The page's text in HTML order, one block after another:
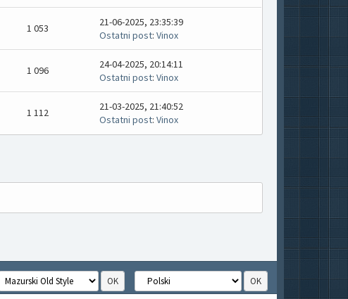
1 053
21-06-2025, 23:35:39
Ostatni post: Vinox
1 096
24-04-2025, 20:14:11
Ostatni post: Vinox
1 112
21-03-2025, 21:40:52
Ostatni post: Vinox